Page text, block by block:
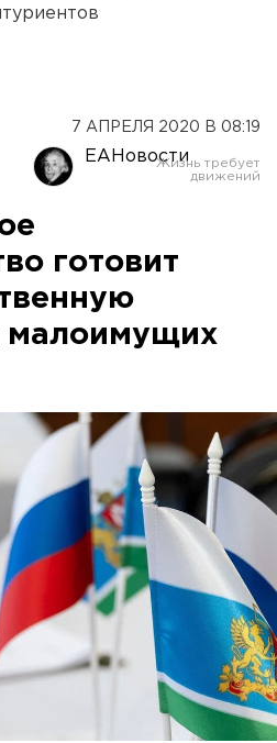
7 АПРЕЛЯ 2020 В 08:19
ЕАНовости
готовит
малоимущих